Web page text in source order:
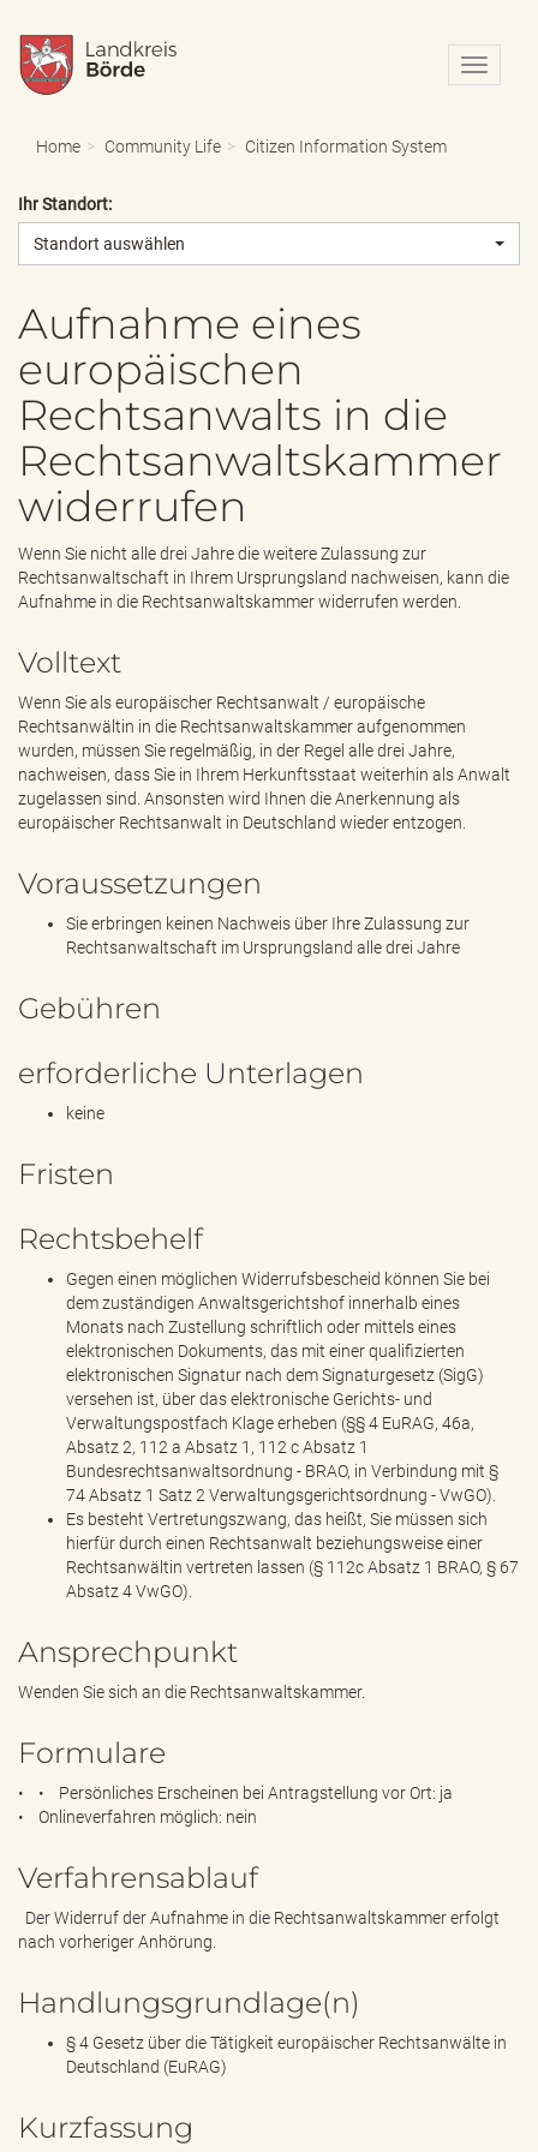
N
a
o
u
s
n
Home Community Life Citizen Information System
Ihr Standort:
Standort auswählen
Aufnahme eines
europäischen
Rechtsanwalts in die
Rechtsanwaltskammer
widerrufen
Wenn Sie nicht alle drei Jahre die weitere Zulassung zur
Rechtsanwaltschaft in Ihrem Ursprungsland nachweisen, kann die
Aufnahme in die Rechtsanwaltskammer widerrufen werden.
Volltext
Wenn Sie als europäischer Rechtsanwalt / europäische
Rechtsanwältin in die Rechtsanwaltskammer aufgenommen
wurden, müssen Sie regelmäßig, in der Regel alle drei Jahre,
nachweisen, dass Sie in Ihrem Herkunftsstaat weiterhin als Anwalt
zugelassen sind. Ansonsten wird Ihnen die Anerkennung als
europäischer Rechtsanwalt in Deutschland wieder entzogen.
Voraussetzungen
Sie erbringen keinen Nachweis über Ihre Zulassung zur
Rechtsanwaltschaft im Ursprungsland alle drei Jahre
Gebühren
erforderliche Unterlagen
keine
Fristen
Rechtsbehelf
Gegen einen möglichen Widerrufsbescheid können Sie bei
dem zuständigen Anwaltsgerichtshof innerhalb eines
Monats nach Zustellung schriftlich oder mittels eines
elektronischen Dokuments, das mit einer qualifizierten
elektronischen Signatur nach dem Signaturgesetz (SigG)
versehen ist, über das elektronische Gerichts- und
Verwaltungspostfach Klage erheben (§§ 4 EuRAG, 46a,
Absatz 2, 112 a Absatz 1, 112 c Absatz 1
Bundesrechtsanwaltsordnung - BRAO, in Verbindung mit §
74 Absatz 1 Satz 2 Verwaltungsgerichtsordnung - VwGO).
Es besteht Vertretungszwang, das heißt, Sie müssen sich
hierfür durch einen Rechtsanwalt beziehungsweise einer
Rechtsanwältin vertreten lassen (§ 112c Absatz 1 BRAO, § 67
Absatz 4 VwGO).
Ansprechpunkt
Wenden Sie sich an die Rechtsanwaltskammer.
Formulare
• • Persönliches Erscheinen bei Antragstellung vor Ort: ja
• Onlineverfahren möglich: nein
Verfahrensablauf
Der Widerruf der Aufnahme in die Rechtsanwaltskammer erfolgt
nach vorheriger Anhörung.
Handlungsgrundlage(n)
§ 4 Gesetz über die Tätigkeit europäischer Rechtsanwälte in
Deutschland (EuRAG)
Kurzfassung